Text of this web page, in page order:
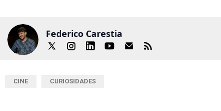
Federico Carestia
CINE CURIOSIDADES